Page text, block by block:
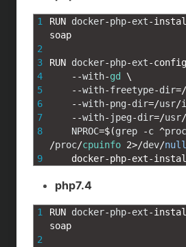
e
n
b
o
o
k
1
2
3
4
5
6
7
8
9
RUN docker-php-ext-
soap
RUN docker-php-ext-
--with-gd
\
--with-freetype-dir=/
--with-png-dir=/usr/
--with- jpeg-dir=/usr/
NPROC=$(grep -c ^
/proc/cpuinfo 2>/dev/null
docker-php-ext-
php7.4
1
2
RUN docker-php-ext-
soap